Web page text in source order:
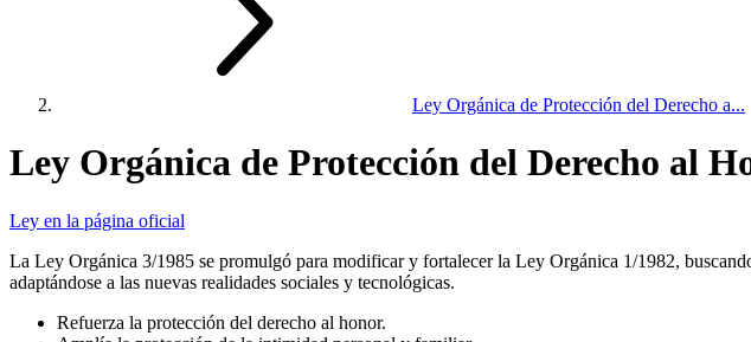
Ley Orgánica de Protección del Derecho a...
Ley Orgánica de Protección del Derecho al
Ley en la página oficial
La Ley Orgánica 3/1985 se promulgó para modificar y fortalecer la Ley Orgánica 1/1982,
adaptándose a las nuevas realidades sociales y tecnológicas.
Refuerza la protección del derecho al honor.